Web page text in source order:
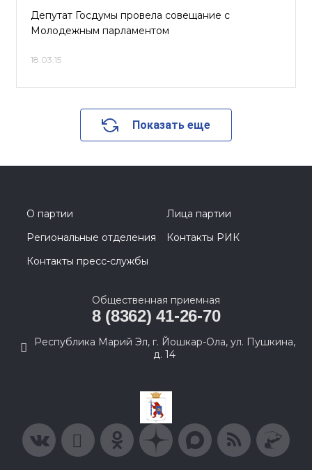
Депутат Госдумы провела совещание с
Молодежным парламентом
18.03.15
Показать еще
О партии
Лица партии
Региональные отделения
Контакты РИК
Контакты пресс-службы
Общественная приемная
8 (8362) 41-26-70
Республика Марий Эл, г. Йошкар-Ола, ул. Пушкина,
д. 14